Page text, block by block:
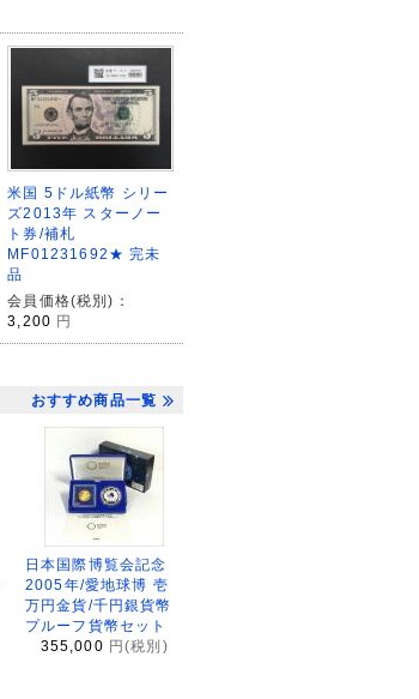
米国 5ドル紙幣 シリー
ズ2013年 スターノー
ト券/補札
MF01231692★ 完未
品
会員価格(税別)：
3,200 円
おすすめ商品一覧
日本国際博覧会記念
2005年/愛地球博 壱
万円金貨/千円銀貨幣
プルーフ貨幣セット
355,000 円(税別)